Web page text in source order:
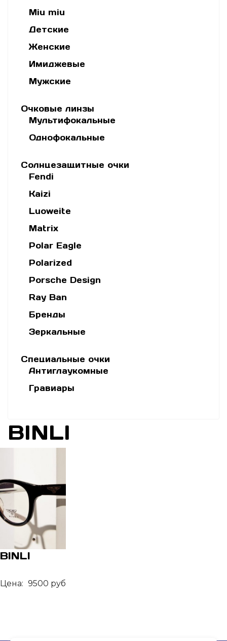
Miu miu
Детские
Женские
Имиджевые
Мужские
Очковые линзы
Мультифокальные
Однофокальные
Солнцезащитные очки
Fendi
Kaizi
Luoweite
Matrix
Polar Eagle
Polarized
Porsche Design
Ray Ban
Бренды
Зеркальные
Специальные очки
Антиглаукомные
Гравиары
BINLI
BINLI
Цена: 9500 руб